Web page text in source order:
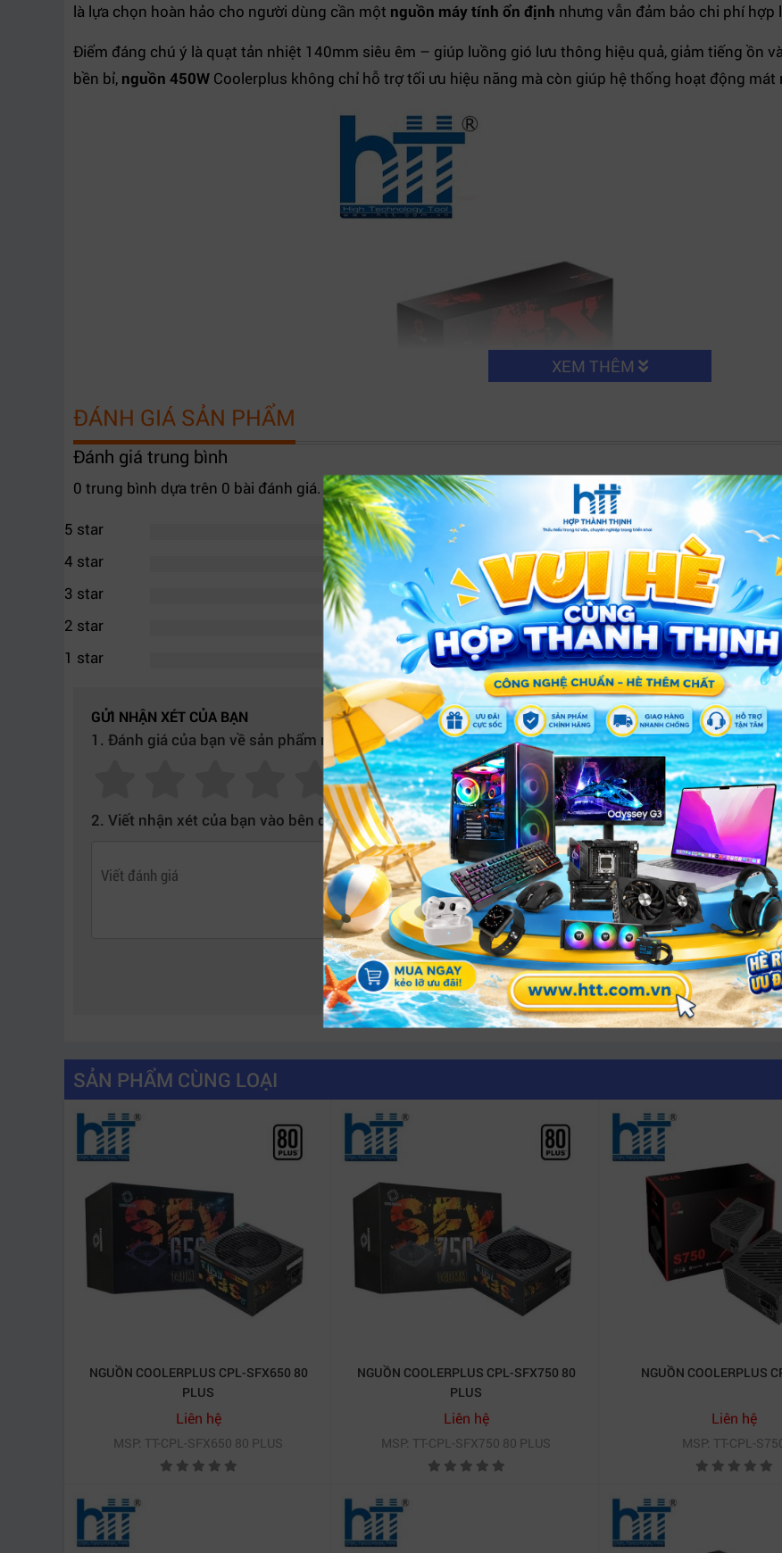
là lựa chọn hoàn hảo cho người dùng cần một nguồn máy tính ổn định nhưng vẫn đảm bảo chi phí hợp
Điểm đáng chú ý là quạt tản nhiệt 140mm siêu êm – giúp luồng gió lưu thông hiệu quả, giảm tiếng ồn
bền bỉ, nguồn 450W Coolerplus không chỉ hỗ trợ tối ưu hiệu năng mà còn giúp hệ thống hoạt động mát
Coolerplus CPL-GX450 – công suất 450W, quạt 140mm êm ái
2. An toàn tuyệt đối – bảo vệ toàn diện cho linh kiện
nguồn COOLERPLUS CPL-GX450còn được trang bị loạt tính năng bảo vệ cao cấp:
UVP (bảo vệ thấp áp). Đây là những cơ chế bảo vệ không thể thiếu đối với mộtbộ nguồn PChiện đại,
nguồn điện gặp vấn đề.
Chính nhờ khả năng tự động ngắt mạch khi có sự cố,bộ nguồn an toànCoolerplus GX450 giúp người
Ngoài ra, sản phẩm còn đạt các chứng nhận quốc tế như CE và RoHS – minh chứng rõ ràng cho chất
Đặc biệt, với chế độ bảo hành lên đến 3 năm (bao gồm cả cháy nổ),nguồn Coolerplus chính hãngmang
lẫn doanh nghiệp. Đây là yếu tố quan trọng giúp Coolerplus khẳng định uy tín trong phân khúcnguồn
Nguồn Coolerplus chính hãng – bảo vệ toàn diện linh kiện
Nguồn COOLERPLUS CPL-GX450
không chỉ mạnh mẽ mà còn hướng đến khả năng tiết kiệm năng
sản phẩm giúp giảm hao phí điện năng, hỗ trợ người dùng tiết kiệm chi phí vận hành dài hạn – đặc biệt
XEM THÊM
ĐÁNH GIÁ SẢN PHẨM
Đánh giá trung bình
0 trung bình dựa trên 0 bài đánh giá.
5 star
4 star
3 star
2 star
1 star
GỬI NHẬN XÉT CỦA BẠN
1. Đánh giá của bạn về sản phẩm này:
2. Viết nhận xét của bạn vào bên dưới:
SẢN PHẨM CÙNG LOẠI
NGUỒN COOLERPLUS CPL-SFX650 80
PLUS
Liên hệ
MSP: TT-CPL-SFX650 80 PLUS
NGUỒN COOLERPLUS CPL-SFX750 80
PLUS
Liên hệ
MSP: TT-CPL-SFX750 80 PLUS
NGUỒN COOLERPLUS
Liên hệ
MSP: TT-CPL-